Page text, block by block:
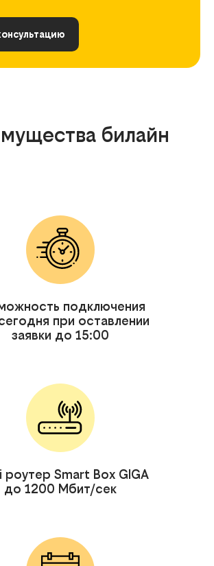
билайн
подключения
при оставлении
заявки до 15:00
роутер Smart Box GIGA
до 1200 Мбит/сек